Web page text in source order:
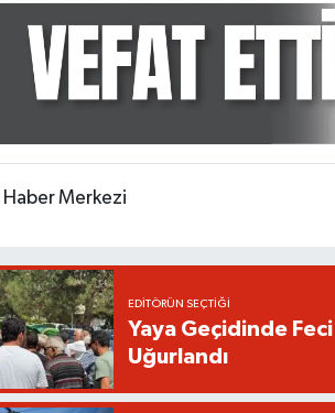
Haber Merkezi
EDITÖRÜN SEÇTIĞI
Yaya Geçidinde
Uğurlandı